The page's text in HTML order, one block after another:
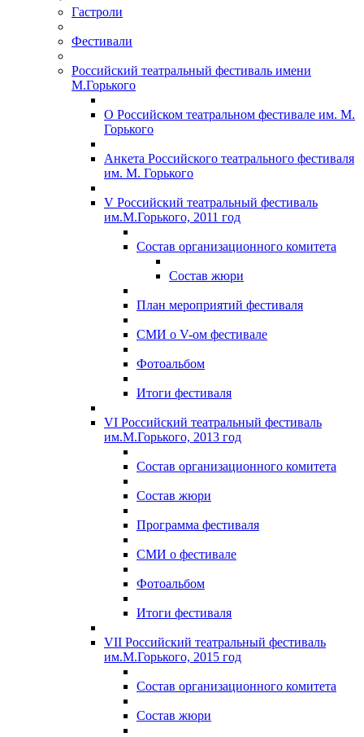
Гастроли
Фестивали
Российский театральный фестиваль имени
М.Горького
О Российском театральном фестивале им. М.
Горького
Анкета Российского театрального фестиваля
им. М. Горького
V Российский театральный фестиваль
им.М.Горького, 2011 год
Состав организационного комитета
Состав жюри
План мероприятий фестиваля
СМИ о V-ом фестивале
Фотоальбом
Итоги фестиваля
VI Российский театральный фестиваль
им.М.Горького, 2013 год
Состав организационного комитета
Состав жюри
Программа фестиваля
СМИ о фестивале
Фотоальбом
Итоги фестиваля
VII Российский театральный фестиваль
им.М.Горького, 2015 год
Состав организационного комитета
Состав жюри